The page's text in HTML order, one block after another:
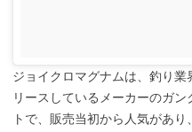
ジョイクロマグナムは、釣り
リースしているメーカーのガ
トで、販売当初から人気があ